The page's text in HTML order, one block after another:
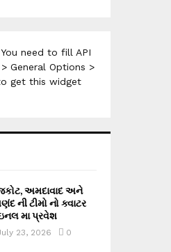
You need to fill API
General Options >
get this widget
અમદાવાદ અને
ની ટીમો નો ક્વાટર
મા પ્રવેશ
23, 2026 0